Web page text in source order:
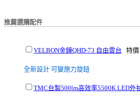
推薦選購配件
VELBON金鐘QHD-73 自由雲台 特
全新設計 可變施力旋鈕
TMC台製500lm高效率5500K LED外